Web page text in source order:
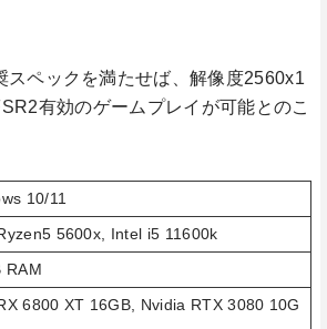
スペックを満たせば、解像度2560x1
有効のゲームプレイが可能とのこ
10/11
5600x, Intel i5 11600k
RAM
6800 XT 16GB, Nvidia RTX 3080 10G